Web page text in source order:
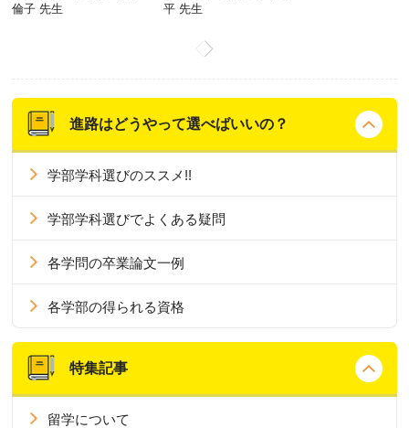
倫子 先生
平 先生
進路はどうやって選べばいいの？
学部学科選びのススメ!!
学部学科選びでよくある疑問
各学問の卒業論文一例
各学部の得られる資格
特集記事
留学について